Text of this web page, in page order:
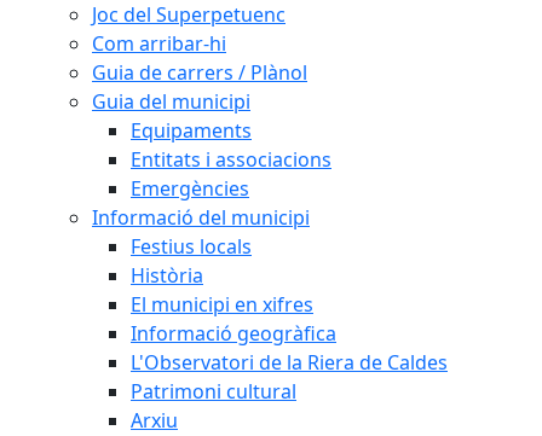
Joc del Superpetuenc
Com arribar-hi
Guia de carrers / Plànol
Guia del municipi
Equipaments
Entitats i associacions
Emergències
Informació del municipi
Festius locals
Història
El municipi en xifres
Informació geogràfica
L'Observatori de la Riera de Caldes
Patrimoni cultural
Arxiu